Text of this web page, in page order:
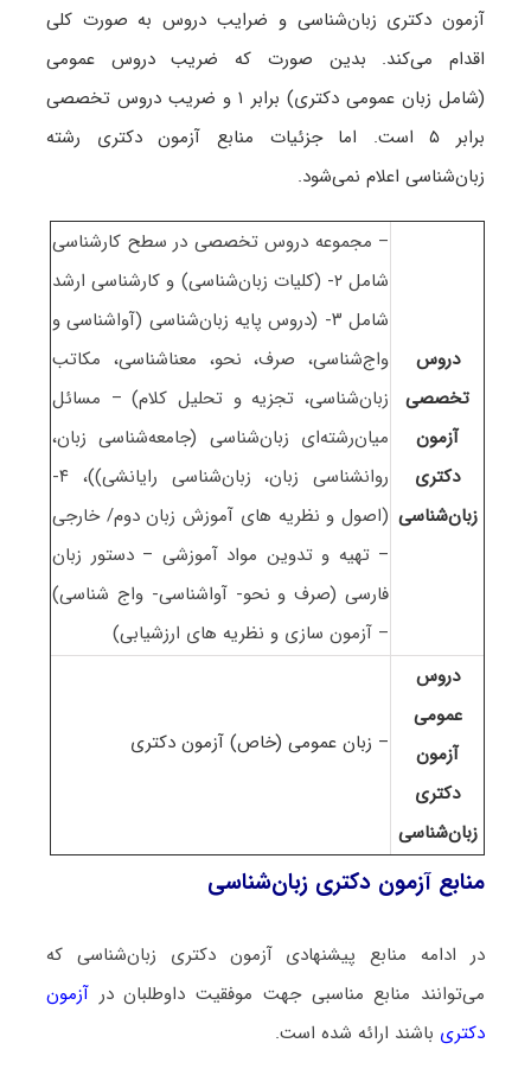
آزمون دکتری زبان‌شناسی و ضرایب دروس به صورت کلی
اقدام می‌کند. بدین صورت که ضریب دروس عمومی
(شامل زبان عمومی دکتری) برابر ۱ و ضریب دروس تخصصی
برابر ۵ است. اما جزئیات منابع آزمون دکتری رشته
زبان‌شناسی اعلام نمی‌شود.
دروس
تخصصی
آزمون
دکتری
زبان‌شناسی
– مجموعه دروس تخصصی در سطح کارشناسی
شامل ۲- (کلیات زبان‌شناسی) و کارشناسی ارشد
شامل ۳- (دروس پایه زبان‌شناسی (آواشناسی و
واج‌شناسی، صرف، نحو، معناشناسی، مکاتب
زبان‌شناسی، تجزیه و تحلیل کلام) – مسائل
میان‌رشته‌ای زبان‌شناسی (جامعه‌شناسی زبان،
روانشناسی زبان، زبان‌شناسی رایانشی))، ۴-
(اصول و نظریه های آموزش زبان دوم/ خارجی
– تهیه و تدوین مواد آموزشی – دستور زبان
فارسی (صرف و نحو- آواشناسی- واج شناسی)
– آزمون سازی و نظریه های ارزشیابی)
دروس
عمومی
آزمون
دکتری
زبان‌شناسی
– زبان عمومی (خاص) آزمون دکتری
منابع آزمون دکتری زبان‌شناسی
در ادامه منابع پیشنهادی آزمون دکتری زبان‌شناسی که
می‌توانند منابع مناسبی جهت موفقیت داوطلبان درآزمون
دکتری باشند ارائه شده است.